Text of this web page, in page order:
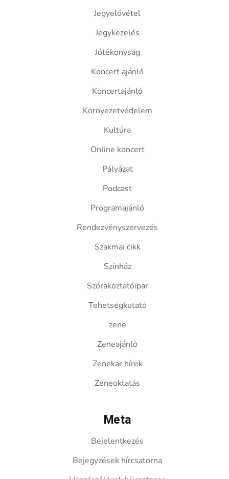
Jegyelővétel
Jegykezelés
Jótékonyság
Koncert ajánló
Koncertajánló
Környezetvédelem
Kultúra
Online koncert
Pályázat
Podcast
Programajánló
Rendezvényszervezés
Szakmai cikk
Színház
Szórakoztatóipar
Tehetségkutató
zene
Zeneajánló
Zenekar hírek
Zeneoktatás
Meta
Bejelentkezés
Bejegyzések hírcsatorna